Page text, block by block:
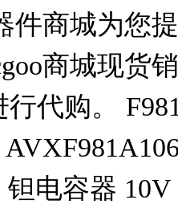
件商城为您
商城现货
代购。
电容器